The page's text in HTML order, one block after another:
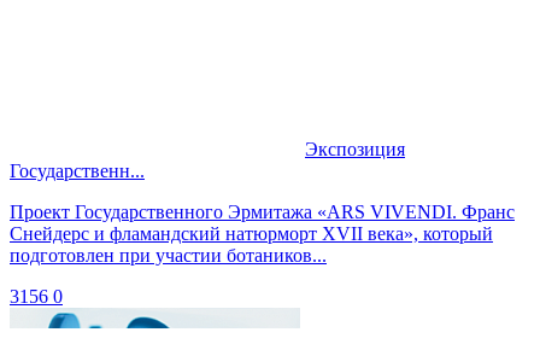
Экспозиция
Государственн...
Проект Государственного Эрмитажа «ARS VIVENDI. Франс
Снейдерс и фламандский натюрморт XVII века», который
подготовлен при участии ботаников...
3156 0